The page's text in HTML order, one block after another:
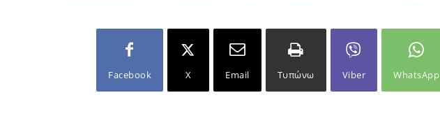
Facebook X Email Τυπώνω Viber WhatsApp